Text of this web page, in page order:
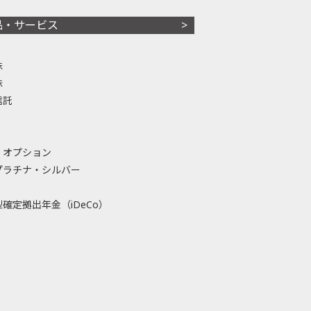
・サービス
託
プション
ラチナ・シルバー
定拠出年金（iDeCo）